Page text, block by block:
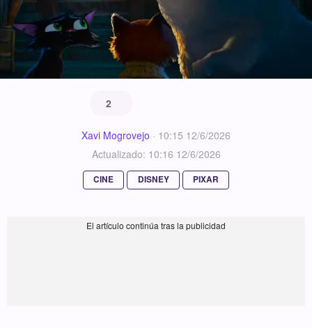
2
Xavi Mogrovejo · 10:15 12/6/2026
Actualizado: 10:16 12/6/2026
CINE DISNEY PIXAR